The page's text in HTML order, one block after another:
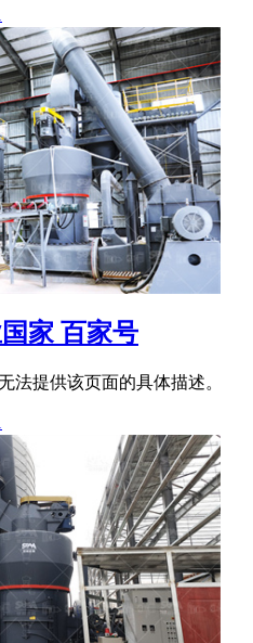
家 百家号
法提供该页面的具体描述。